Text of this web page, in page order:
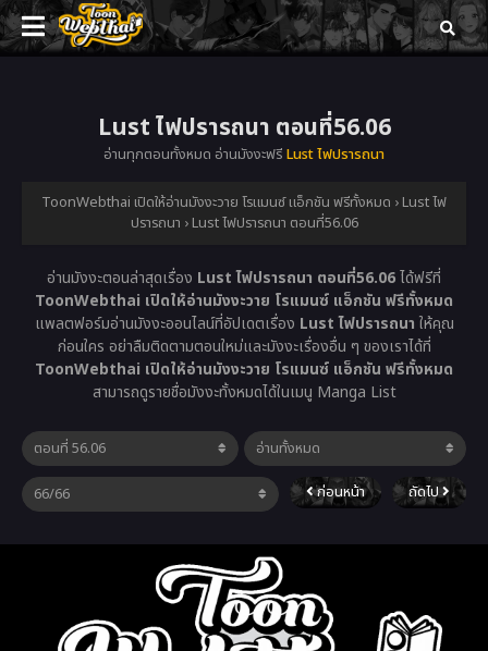
Lust ไฟปรารถนา ตอนที่56.06
อ่านทุกตอนทั้งหมด อ่านมังงะฟรี Lust ไฟปรารถนา
ToonWebthai เปิดให้อ่านมังงะวาย โรแมนซ์ แอ็กชัน ฟรีทั้งหมด › Lust ไฟ
ปรารถนา › Lust ไฟปรารถนา ตอนที่56.06
อ่านมังงะตอนล่าสุดเรื่อง Lust ไฟปรารถนา ตอนที่56.06ได้ฟรีที่
ToonWebthai เปิดให้อ่านมังงะวาย โรแมนซ์ แอ็กชัน ฟรีทั้งหมด
แพลตฟอร์มอ่านมังงะออนไลน์ที่อัปเดตเรื่อง Lust ไฟปรารถนา ให้คุณ
ก่อนใคร อย่าลืมติดตามตอนใหม่และมังงะเรื่องอื่น ๆ ของเราได้ที่
ToonWebthai เปิดให้อ่านมังงะวาย โรแมนซ์ แอ็กชัน ฟรีทั้งหมด
สามารถดูรายชื่อมังงะทั้งหมดได้ในเมนู Manga List
ก่อนหน้า ถัดไป